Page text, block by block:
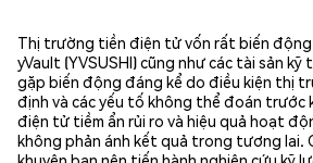
Thị trường tiền điện tử vốn rất biến động
yVault (YVSUSHI) cũng như các tài sản
gặp biến động đáng kể do điều kiện thị
định và các yếu tố không thể đoán trước
điện tử tiềm ẩn rủi ro và hiệu quả hoạt
không phản ánh kết quả trong tương lai.